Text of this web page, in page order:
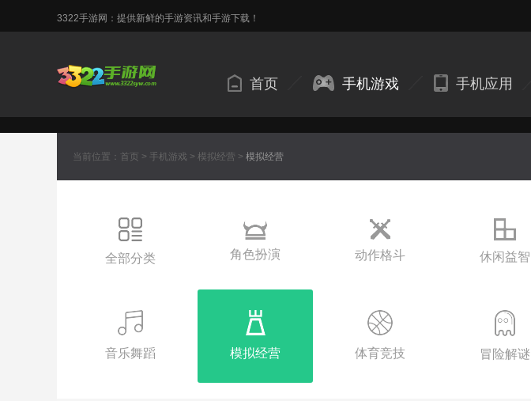
3322手游网：提供新鲜的手游资讯和手游下载！
首页 手机游戏 手机应用
当前位置： 首页 > 手机游戏 > 模拟经营 > 模拟经营
全部分类 角色扮演 动作格斗 休闲益智
音乐舞蹈 模拟经营 体育竞技 冒险解谜